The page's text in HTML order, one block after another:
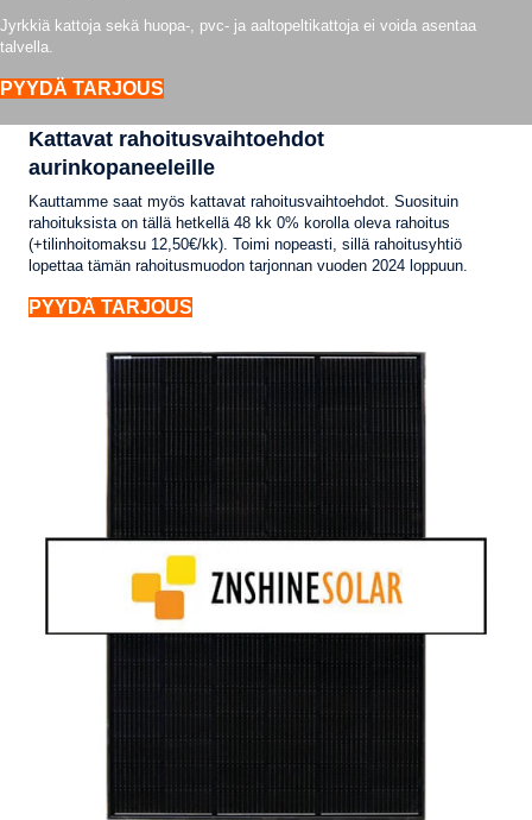
Jyrkkiä kattoja sekä huopa-, pvc- ja aaltopeltikattoja ei voida asentaa
talvella.
PYYDÄ TARJOUS
Kattavat rahoitusvaihtoehdot
aurinkopaneeleille
Kauttamme saat myös kattavat rahoitusvaihtoehdot. Suosituin
rahoituksista on tällä hetkellä 48 kk 0% korolla oleva rahoitus
(+tilinhoitomaksu 12,50€/kk). Toimi nopeasti, sillä rahoitusyhtiö
lopettaa tämän rahoitusmuodon tarjonnan vuoden 2024 loppuun.
PYYDÄ TARJOUS